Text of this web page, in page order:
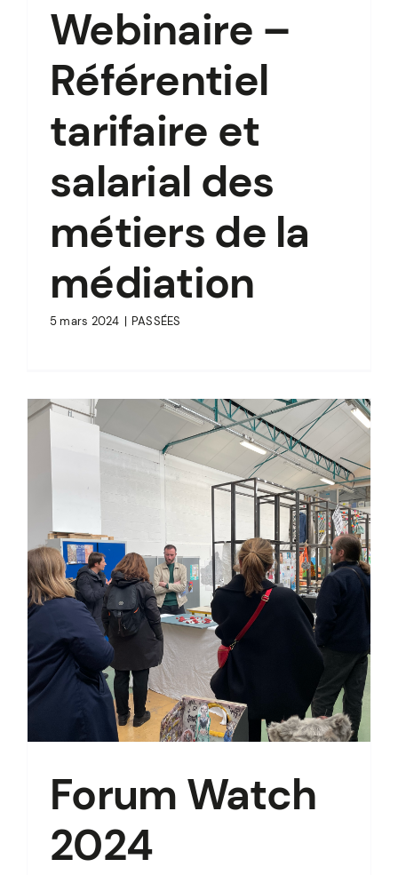
Webinaire –
Référentiel
tarifaire et
salarial des
métiers de la
médiation
5 mars 2024 | PASSÉES
Forum Watch
2024